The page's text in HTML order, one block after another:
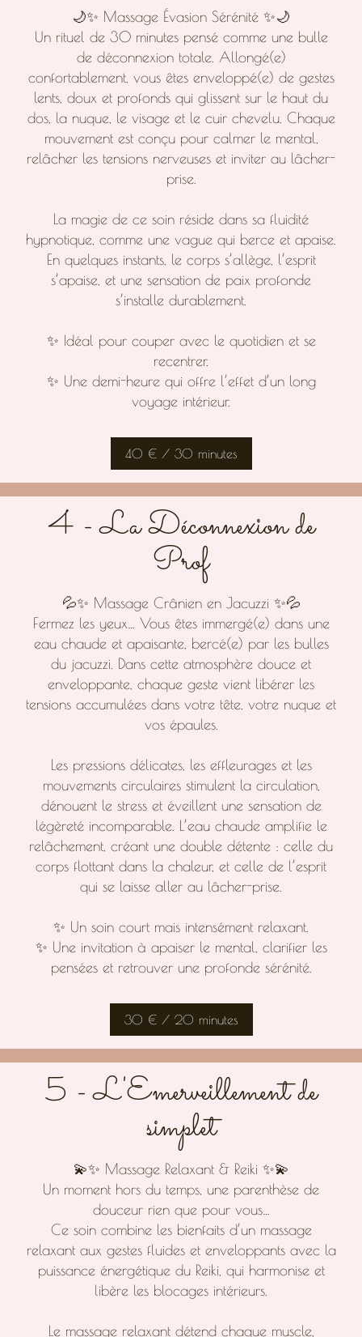
🌙✨ Massage Évasion Sérénité ✨🌙
Un rituel de 30 minutes pensé comme une bulle
de déconnexion totale. Allongé(e)
confortablement, vous êtes enveloppé(e) de gestes
lents, doux et profonds qui glissent sur le haut du
dos, la nuque, le visage et le cuir chevelu. Chaque
mouvement est conçu pour calmer le mental,
relâcher les tensions nerveuses et inviter au lâcher-
prise.
La magie de ce soin réside dans sa fluidité
hypnotique, comme une vague qui berce et apaise.
En quelques instants, le corps s’allège, l’esprit
s’apaise, et une sensation de paix profonde
s’installe durablement.
✨ Idéal pour couper avec le quotidien et se
recentrer.
✨ Une demi-heure qui offre l’effet d’un long
voyage intérieur.
40 € / 30 minutes
4 - La Déconnexion de
Prof
💦✨ Massage Crânien en Jacuzzi ✨💦
Fermez les yeux… Vous êtes immergé(e) dans une
eau chaude et apaisante, bercé(e) par les bulles
du jacuzzi. Dans cette atmosphère douce et
enveloppante, chaque geste vient libérer les
tensions accumulées dans votre tête, votre nuque et
vos épaules.
Les pressions délicates, les effleurages et les
mouvements circulaires stimulent la circulation,
dénouent le stress et éveillent une sensation de
légèreté incomparable. L’eau chaude amplifie le
relâchement, créant une double détente : celle du
corps flottant dans la chaleur, et celle de l’esprit
qui se laisse aller au lâcher-prise.
✨ Un soin court mais intensément relaxant.
✨ Une invitation à apaiser le mental, clarifier les
pensées et retrouver une profonde sérénité.
30 € / 20 minutes
5 - L'Emerveillement de
simplet
💫✨ Massage Relaxant & Reiki ✨💫
Un moment hors du temps, une parenthèse de
douceur rien que pour vous…
Ce soin combine les bienfaits d’un massage
relaxant aux gestes fluides et enveloppants avec la
puissance énergétique du Reiki, qui harmonise et
libère les blocages intérieurs.
Le massage relaxant détend chaque muscle,